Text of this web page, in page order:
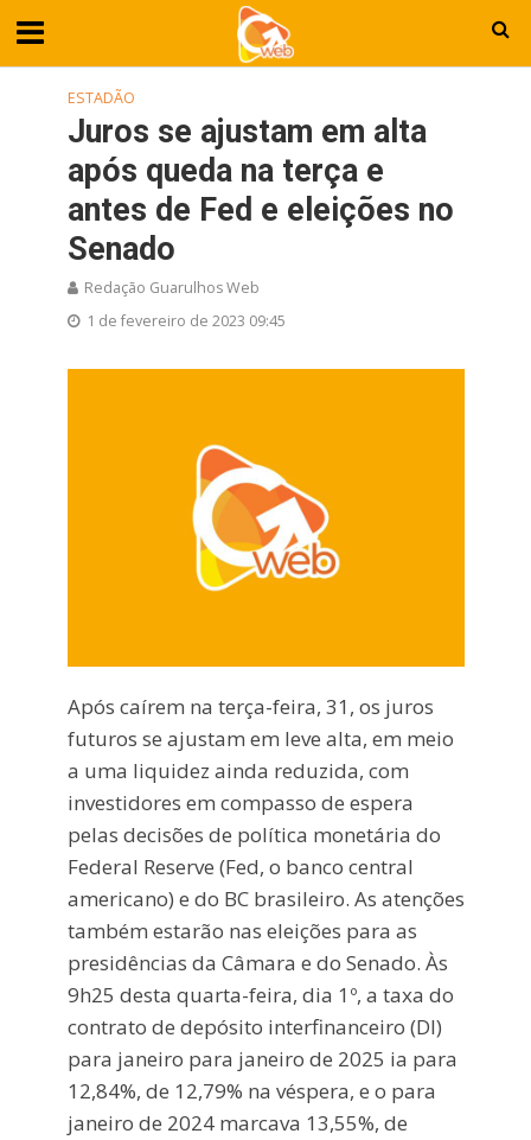
ESTADÃO
Juros se ajustam em alta
após queda na terça e
antes de Fed e eleições no
Senado
Redação Guarulhos Web
1 de fevereiro de 2023 09:45
Após caírem na terça-feira, 31, os juros
futuros se ajustam em leve alta, em meio
a uma liquidez ainda reduzida, com
investidores em compasso de espera
pelas decisões de política monetária do
Federal Reserve (Fed, o banco central
americano) e do BC brasileiro. As atenções
também estarão nas eleições para as
presidências da Câmara e do Senado. Às
9h25 desta quarta-feira, dia 1º, a taxa do
contrato de depósito interfinanceiro (DI)
para janeiro para janeiro de 2025 ia para
12,84%, de 12,79% na véspera, e o para
janeiro de 2024 marcava 13,55%, de